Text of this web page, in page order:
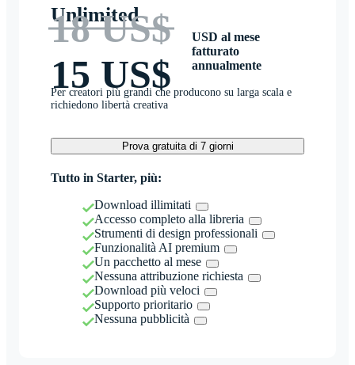
Unlimited
18 US$
15 US$
USD al mese
fatturato
annualmente
Per creatori più grandi che producono su larga scala e
richiedono libertà creativa
Prova gratuita di 7 giorni
Tutto in Starter, più:
Download illimitati
Accesso completo alla libreria
Strumenti di design professionali
Funzionalità AI premium
Un pacchetto al mese
Nessuna attribuzione richiesta
Download più veloci
Supporto prioritario
Nessuna pubblicità